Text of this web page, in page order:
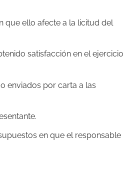
que ello afecte a la licitud del
satisfacción en el ejercicio
enviados por carta a las
en que el responsable